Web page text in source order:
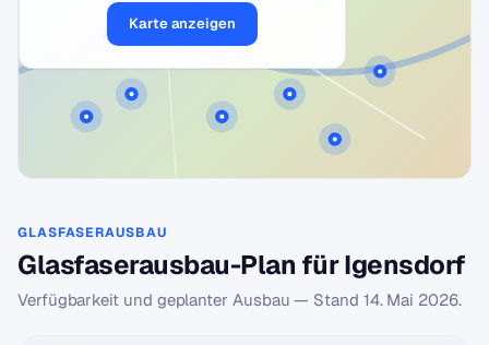
Karte anzeigen
GLASFASERAUSBAU
Glasfaserausbau-Plan für Igensdorf
Verfügbarkeit und geplanter Ausbau — Stand 14. Mai 2026.